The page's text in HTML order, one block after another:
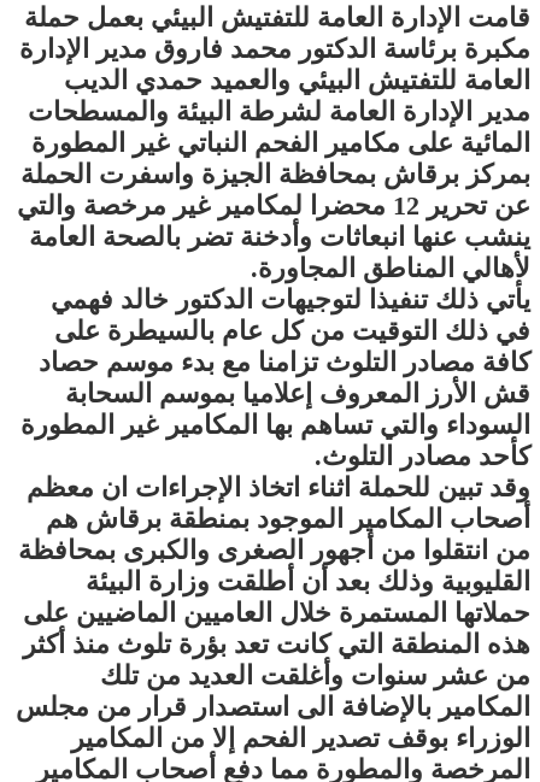
قامت الإدارة العامة للتفتيش البيئي بعمل حملة
مكبرة برئاسة الدكتور محمد فاروق مدير الإدارة
العامة للتفتيش البيئي والعميد حمدي الديب
مدير الإدارة العامة لشرطة البيئة والمسطحات
المائية على مكامير الفحم النباتي غير المطورة
بمركز برقاش بمحافظة الجيزة واسفرت الحملة
عن تحرير 12 محضرا لمكامير غير مرخصة والتي
ينشب عنها انبعاثات وأدخنة تضر بالصحة العامة
لأهالي المناطق المجاورة.
يأتي ذلك تنفيذا لتوجيهات الدكتور خالد فهمي
في ذلك التوقيت من كل عام بالسيطرة على
كافة مصادر التلوث تزامنا مع بدء موسم حصاد
قش الأرز المعروف إعلاميا بموسم السحابة
السوداء والتي تساهم بها المكامير غير المطورة
كأحد مصادر التلوث.
وقد تبين للحملة اثناء اتخاذ الإجراءات ان معظم
أصحاب المكامير الموجود بمنطقة برقاش هم
من انتقلوا من أجهور الصغرى والكبرى بمحافظة
القليوبية وذلك بعد أن أطلقت وزارة البيئة
حملاتها المستمرة خلال العاميين الماضيين على
هذه المنطقة التي كانت تعد بؤرة تلوث منذ أكثر
من عشر سنوات وأغلقت العديد من تلك
المكامير بالإضافة الى استصدار قرار من مجلس
الوزراء بوقف تصدير الفحم إلا من المكامير
المرخصة والمطورة مما دفع أصحاب المكامير